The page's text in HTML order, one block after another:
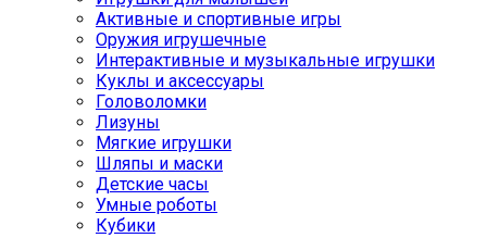
Активные и спортивные игры
Оружия игрушечные
Интерактивные и музыкальные игрушки
Куклы и аксессуары
Головоломки
Лизуны
Мягкие игрушки
Шляпы и маски
Детские часы
Умные роботы
Кубики